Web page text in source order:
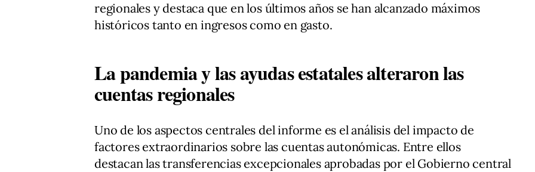
regionales y destaca que en los últimos años se han alcanzado máximos
históricos tanto en ingresos como en gasto.
La pandemia y las ayudas estatales alteraron las
cuentas regionales
Uno de los aspectos centrales del informe es el análisis del impacto de
factores extraordinarios sobre las cuentas autonómicas. Entre ellos
destacan las transferencias excepcionales aprobadas por el Gobierno central